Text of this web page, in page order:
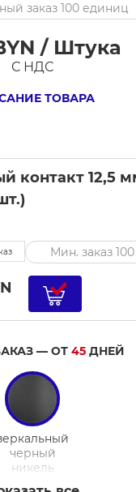
заказ 100 единиц
/ Штука
С НДС
ТОВАРА
контакт 12,5
Мин. заказ
— ОТ 45 ДНЕЙ
черный
никель